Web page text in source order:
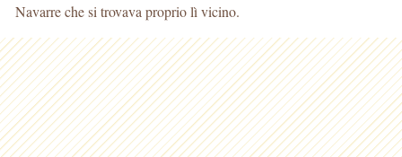
Navarre che si trovava proprio lì vicino.